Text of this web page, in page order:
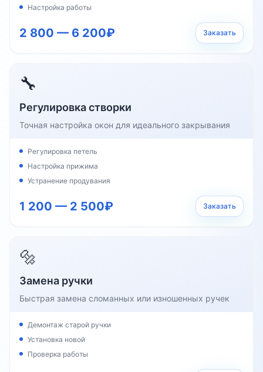
Настройка работы
2 800 — 6 200₽ Заказать
🔧
Регулировка створки
Точная настройка окон для идеального закрывания
Регулировка петель
Настройка прижима
Устранение продувания
1 200 — 2 500₽ Заказать
🔩
Замена ручки
Быстрая замена сломанных или изношенных ручек
Демонтаж старой ручки
Установка новой
Проверка работы